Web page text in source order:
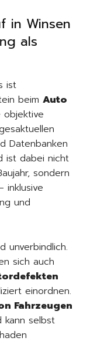
in Winsen
als
ist
beim Auto
Datenbanken
ist dabei nicht
sondern
inklusive
und
unverbindlich.
sich auch
einordnen.
Fahrzeugen
kann selbst